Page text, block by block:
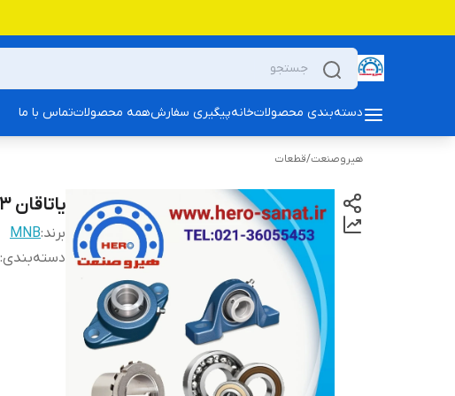
دسته‌بندی محصولاتخانهپیگیری سفارشهمه محصولاتتماس با ما
هیروصنعت/قطعات
یاتاقان UCT203 برند MNB
برند:MNB
دسته‌بندی: